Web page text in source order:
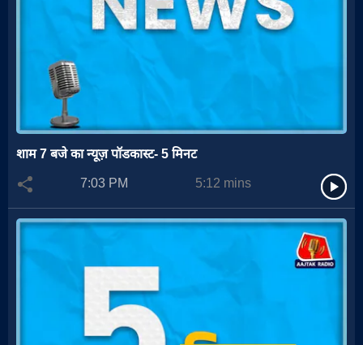
शाम 7 बजे का न्यूज़ पॉडकास्ट- 5 मिनट
7:03 PM
5:12 mins